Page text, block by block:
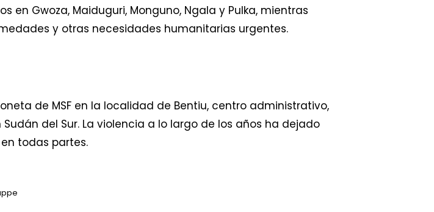
en Gwoza, Maiduguri, Monguno, Ngala y Pulka, mientras
y otras necesidades humanitarias urgentes.
de MSF en la localidad de Bentiu, centro administrativo,
del Sur. La violencia a lo largo de los años ha dejado
todas partes.